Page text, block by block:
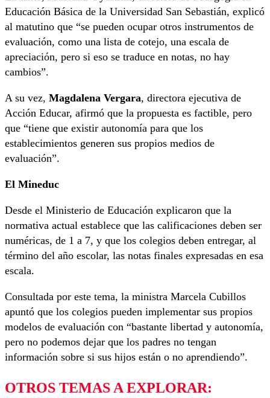
Educación Básica de la Universidad San Sebastián, explicó
al matutino que “se pueden ocupar otros instrumentos de
evaluación, como una lista de cotejo, una escala de
apreciación, pero si eso se traduce en notas, no hay
cambios”.
A su vez, Magdalena Vergara, directora ejecutiva de
Acción Educar, afirmó que la propuesta es factible, pero
que “tiene que existir autonomía para que los
establecimientos generen sus propios medios de
evaluación”.
El Mineduc
Desde el Ministerio de Educación explicaron que la
normativa actual establece que las calificaciones deben ser
numéricas, de 1 a 7, y que los colegios deben entregar, al
término del año escolar, las notas finales expresadas en esa
escala.
Consultada por este tema, la ministra Marcela Cubillos
apuntó que los colegios pueden implementar sus propios
modelos de evaluación con “bastante libertad y autonomía,
pero no podemos dejar que los padres no tengan
información sobre si sus hijos están o no aprendiendo”.
OTROS TEMAS A EXPLORAR: